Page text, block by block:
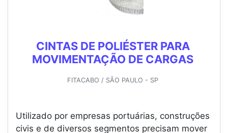
CINTAS DE POLIÉSTER PARA
MOVIMENTAÇÃO DE CARGAS
FITACABO / SÃO PAULO - SP
Utilizado por empresas portuárias, construções
civis e de diversos segmentos precisam mover